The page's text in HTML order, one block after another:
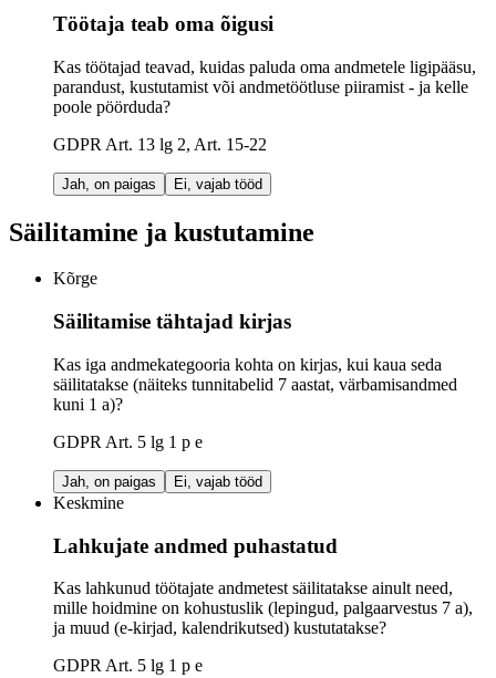
Töötaja teab oma õigusi
Kas töötajad teavad, kuidas paluda oma andmetele ligipääsu,
parandust, kustutamist või andmetöötluse piiramist - ja kelle
poole pöörduda?
GDPR Art. 13 lg 2, Art. 15-22
Jah, on paigas Ei, vajab tööd
Säilitamine ja kustutamine
Kõrge
Säilitamise tähtajad kirjas
Kas iga andmekategooria kohta on kirjas, kui kaua seda
säilitatakse (näiteks tunnitabelid 7 aastat, värbamisandmed
kuni 1 a)?
GDPR Art. 5 lg 1 p e
Jah, on paigas Ei, vajab tööd
Keskmine
Lahkujate andmed puhastatud
Kas lahkunud töötajate andmetest säilitatakse ainult need,
mille hoidmine on kohustuslik (lepingud, palgaarvestus 7 a),
ja muud (e-kirjad, kalendrikutsed) kustutatakse?
GDPR Art. 5 lg 1 p e